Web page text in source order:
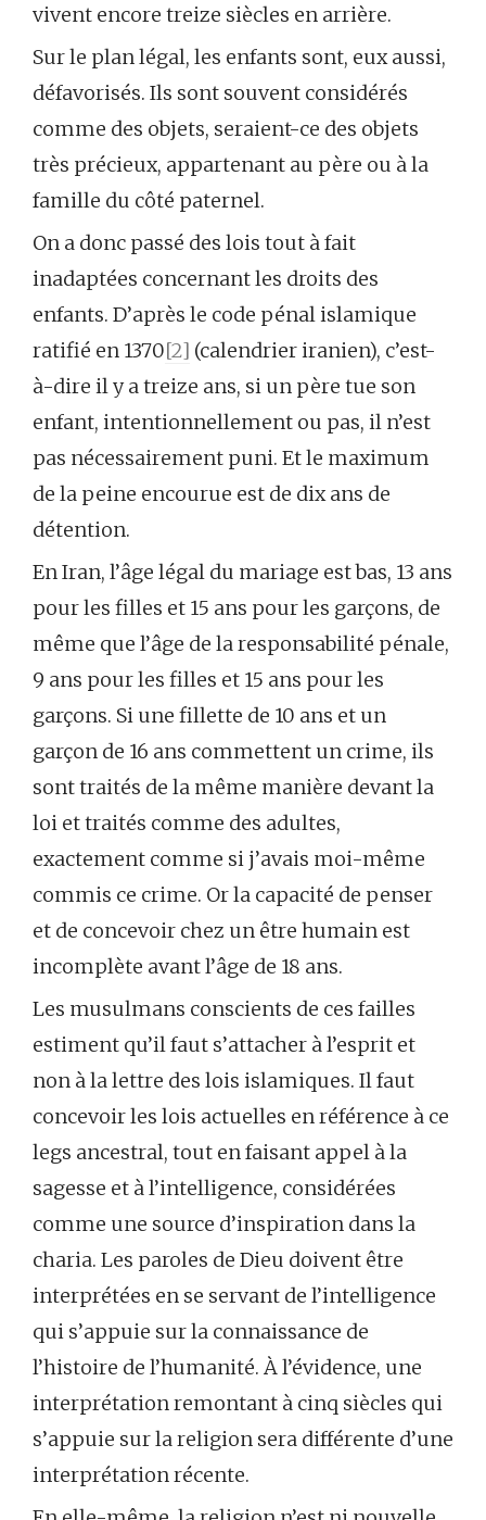
vivent encore treize siècles en arrière.
Sur le plan légal, les enfants sont, eux aussi,
défavorisés. Ils sont souvent considérés
comme des objets, seraient-ce des objets
très précieux, appartenant au père ou à la
famille du côté paternel.
On a donc passé des lois tout à fait
inadaptées concernant les droits des
enfants. D’après le code pénal islamique
ratifié en 1370[2] (calendrier iranien), c’est-
à-dire il y a treize ans, si un père tue son
enfant, intentionnellement ou pas, il n’est
pas nécessairement puni. Et le maximum
de la peine encourue est de dix ans de
détention.
En Iran, l’âge légal du mariage est bas, 13 ans
pour les filles et 15 ans pour les garçons, de
même que l’âge de la responsabilité pénale,
9 ans pour les filles et 15 ans pour les
garçons. Si une fillette de 10 ans et un
garçon de 16 ans commettent un crime, ils
sont traités de la même manière devant la
loi et traités comme des adultes,
exactement comme si j’avais moi-même
commis ce crime. Or la capacité de penser
et de concevoir chez un être humain est
incomplète avant l’âge de 18 ans.
Les musulmans conscients de ces failles
estiment qu’il faut s’attacher à l’esprit et
non à la lettre des lois islamiques. Il faut
concevoir les lois actuelles en référence à ce
legs ancestral, tout en faisant appel à la
sagesse et à l’intelligence, considérées
comme une source d’inspiration dans la
charia. Les paroles de Dieu doivent être
interprétées en se servant de l’intelligence
qui s’appuie sur la connaissance de
l’histoire de l’humanité. À l’évidence, une
interprétation remontant à cinq siècles qui
s’appuie sur la religion sera différente d’une
interprétation récente.